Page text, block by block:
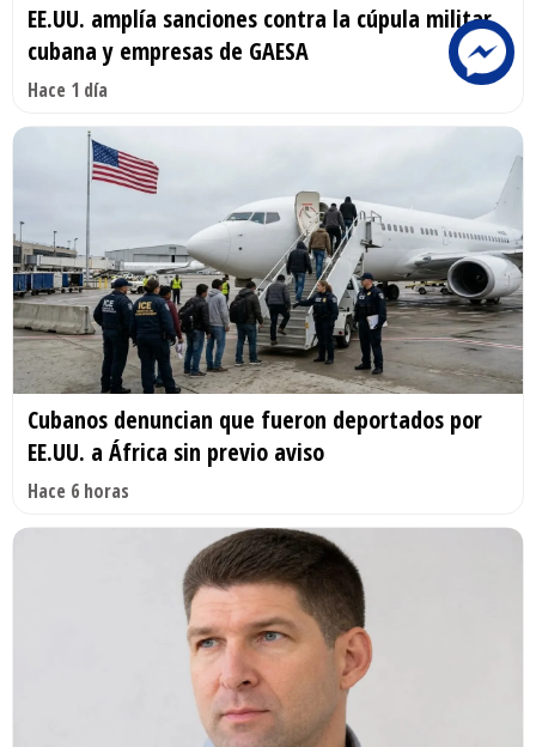
EE.UU. amplía sanciones contra la cúpula militar
cubana y empresas de GAESA
Hace 1 día
Cubanos denuncian que fueron deportados por
EE.UU. a África sin previo aviso
Hace 6 horas